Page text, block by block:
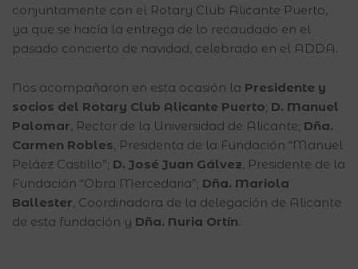
conjuntamente con el Rotary Club Alicante Puerto,
ya que se hacía la entrega de lo recaudado en el
pasado concierto de navidad, celebrado en el ADDA.
Nos acompañaron en esta ocasión la Presidente y
socios del Rotary Club Alicante Puerto; D. Manuel
Palomar, Rector de la Universidad de Alicante; Dña.
Carmen Robles, Presidenta de la Fundación “Manuel
Peláez Castillo”; D. José Juan Gálvez, Presidente de la
Fundación “Obra Mercedaria”; Dña. Mariola
Ballester, Coordinadora de la delegación de Alicante
de esta fundación y Dña. Nuria Ortín.